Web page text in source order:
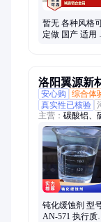
暂无 各种风格
定做 国产 适用
洛阳翼源新
安心购
综合体
真实性已核验
主营： 碳酸铝、
剂、表面活性剂
钝化缓蚀剂 型
AN-571 执行质